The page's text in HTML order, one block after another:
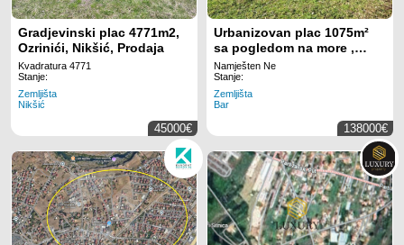
Gradjevinski plac 4771m2,
Ozrinići, Nikšić, Prodaja
Kvadratura 4771
Stanje:
Zemljišta
Nikšić
45000€
Urbanizovan plac 1075m²
sa pogledom na more ,
Dobre Vode, Bar
Namješten Ne
Stanje:
Zemljišta
Bar
138000€